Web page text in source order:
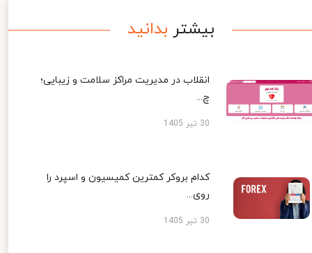
بیشتر بدانید
انقلاب در مدیریت مراکز سلامت و زیبایی؛
چ...
30 تیر 1405
کدام بروکر کمترین کمیسیون و اسپرد را
روی...
30 تیر 1405